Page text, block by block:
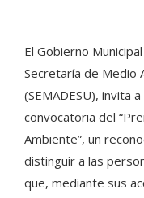
El Gobierno
Secretaría de Medio
(SEMADESU), invita
convocatoria del
Ambiente”, un
distinguir a las
que, mediante sus